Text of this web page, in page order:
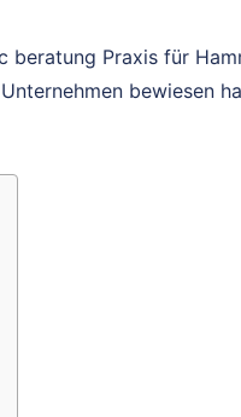
beratung Praxis für
bewiesen